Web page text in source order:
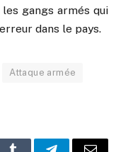
gangs armés qui
dans le pays.
Attaque armée